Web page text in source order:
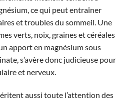
ce qui peut entraîner
et troubles du sommeil. Une
verts, noix, graines et céréales
apport en magnésium sous
s’avère donc judicieuse pour
et nerveux.
aussi toute l’attention des